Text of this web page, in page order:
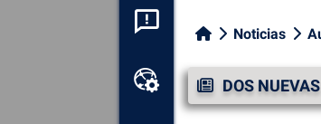
Caja de
línea
Noticias
DOS